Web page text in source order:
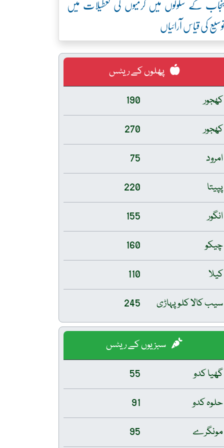
کی قیاس آرائیاں
پھلوں کے ریٹس
کھجور
190
کھجور
270
امرود
75
پپیتا
220
انگور
155
چیکو
160
کیلا
110
سیب کالا کلو پہاڑی
245
سبزیوں کے ریٹس
گھیا کدو
55
حلوہ کدو
91
مونگرے
95